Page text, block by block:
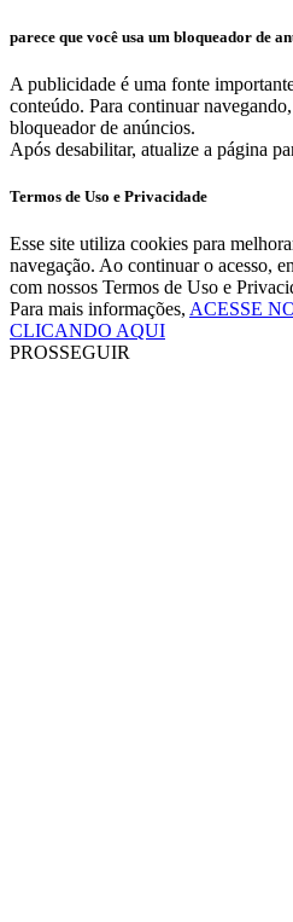
parece que você usa um bloqueador de
A publicidade é uma fonte
conteúdo. Para continuar
bloqueador de anúncios.
Após desabilitar, atualize a página
Termos de Uso e Privacidade
Esse site utiliza cookies para
navegação. Ao continuar o acesso,
com nossos Termos de Uso e
Para mais informações, ACESSE
CLICANDO AQUI
PROSSEGUIR